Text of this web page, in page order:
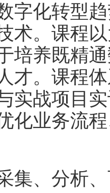
字化转型
术。课程
培养既精
才。课程
实战项目
化业务流
集、分析